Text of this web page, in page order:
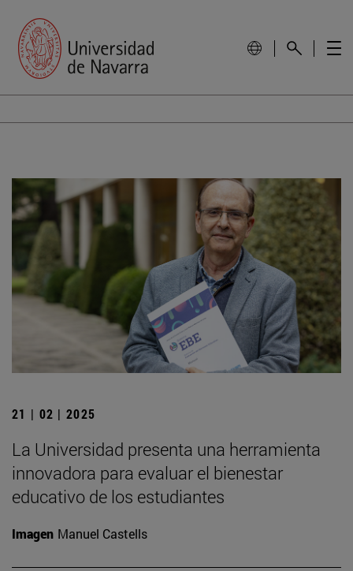
21 | 02 | 2025
La Universidad presenta una herramienta
innovadora para evaluar el bienestar
educativo de los estudiantes
Imagen Manuel Castells